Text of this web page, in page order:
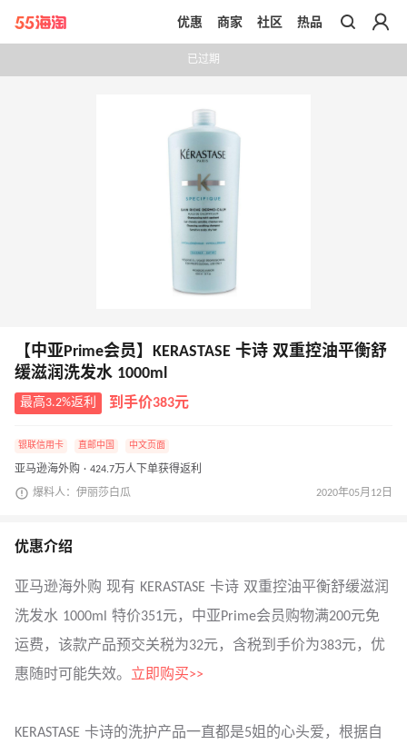
带你去官网买正品
优惠 商家 社区 热品
已过期
【中亚Prime会员】KERASTASE 卡诗 双重控油平衡舒
缓滋润洗发水 1000ml
最高3.2%返利 到手价383元
银联信用卡 直邮中国 中文页面
亚马逊海外购 · 424.7万人下单获得返利
爆料人：伊丽莎白瓜 2020年05月12日
优惠介绍
亚马逊海外购 现有 KERASTASE 卡诗 双重控油平衡舒缓滋润
洗发水 1000ml 特价351元，中亚Prime会员购物满200元免
运费，该款产品预交关税为32元，含税到手价为383元，优
惠随时可能失效。 立即购买>>
KERASTASE 卡诗的洗护产品一直都是5姐的心头爱，根据自